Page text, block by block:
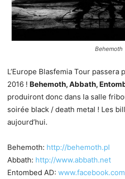
Behemoth
L’Europe Blasfemia Tour passera
2016 ! Behemoth, Abbath,
produiront donc dans la salle
soirée black / death metal ! Les
aujourd’hui.
Behemoth: http://behemoth.pl
Abbath: http://www.abbath.net
Entombed AD: